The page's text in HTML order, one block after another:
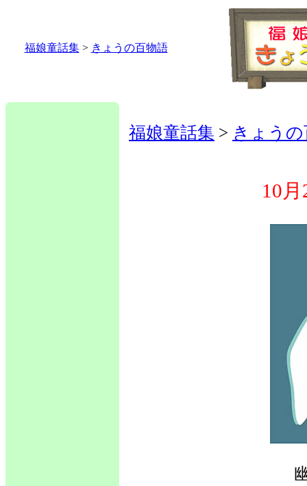
福娘童話集> きょうの百物語
福娘童話集 > きょう
10